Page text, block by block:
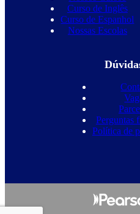
Curso de Inglês
Curso de Espanhol
Nossas Escolas
Perguntas
Política de